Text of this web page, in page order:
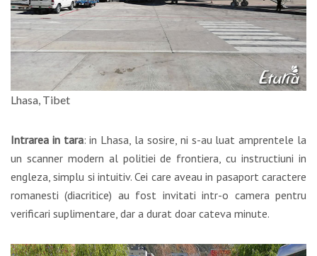
Lhasa, Tibet
Intrarea in tara: in Lhasa, la sosire, ni s-au luat amprentele la
un scanner modern al politiei de frontiera, cu instructiuni in
engleza, simplu si intuitiv. Cei care aveau in pasaport caractere
romanesti (diacritice) au fost invitati intr-o camera pentru
verificari suplimentare, dar a durat doar cateva minute.